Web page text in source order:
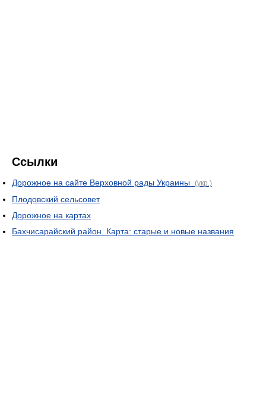
Ссылки
Дорожное на сайте Верховной рады Украины (укр.)
Плодовский сельсовет
Дорожное на картах
Бахчисарайский район. Карта: старые и новые названия